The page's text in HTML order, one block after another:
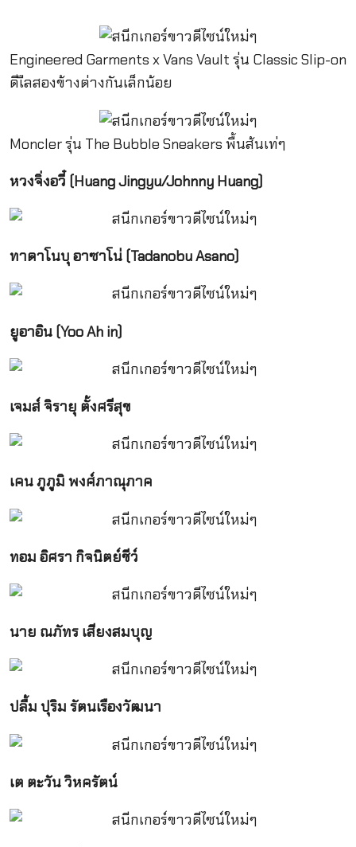
Engineered Garments x Vans Vault รุ่น Classic Slip-on
ดีเืลสองข้างต่างกันเล็กน้อย
Moncler รุ่น The Bubble Sneakers พื้นส้นเท่ๆ
หวงจิ่งอวี๋ (Huang Jingyu/Johnny Huang)
ทาดาโนบุ อาซาโน่ (Tadanobu Asano)
ยูอาอิน (Yoo Ah in)
เจมส์ จิรายุ ตั้งศรีสุข
เคน ภูภูมิ พงศ์ภาณุภาค
ทอม อิศรา กิจนิตย์ชีว์
นาย ณภัทร เสียงสมบุญ
ปลื้ม ปุริม รัตนเรืองวัฒนา
เต ตะวัน วิหครัตน์